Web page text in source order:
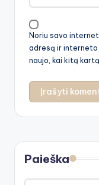
Noriu savo
adresą ir interneto
naujo, kai kitą
Paieška